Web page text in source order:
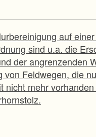
auf
sind u.a. die
der angrenzenden
Feldwegen, die
mehr